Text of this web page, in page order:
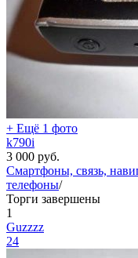
+ Ещё 1 фото
k790i
3 000 руб.
Смартфоны, связь,
телефоны/
Торги завершены
1
Guzzzz
24